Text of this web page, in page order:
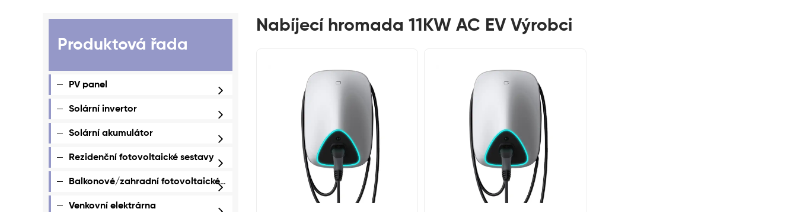
Produktová řada
PV panel
Solární invertor
Solární akumulátor
Rezidenční fotovoltaické sestavy
Balkonové/zahradní fotovoltaické sestavy
Venkovní elektrárna
Nabíjecí hromada 11KW AC EV Výrobci